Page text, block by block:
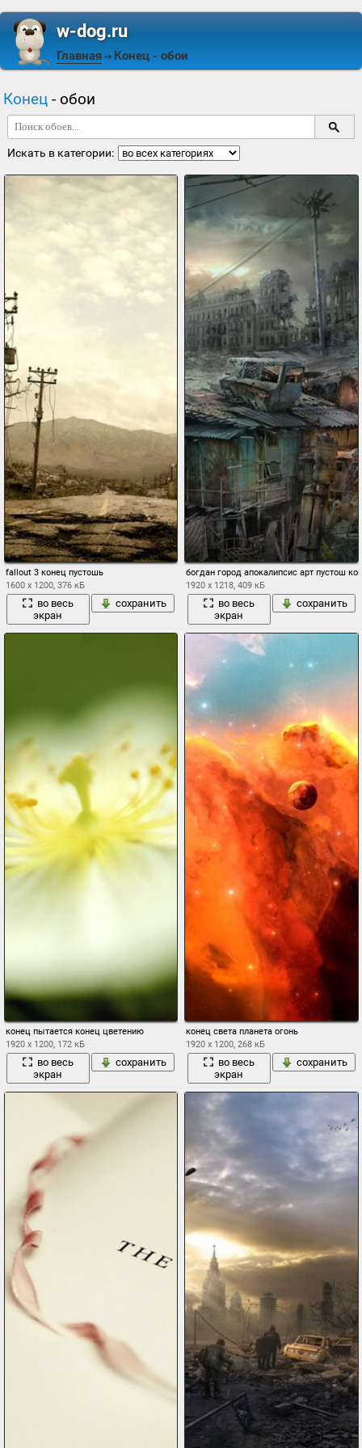
w-dog.ru
Главная ⇒ Конец - обои
Конец - обои
Искать в категории:
fallout 3 конец пустошь
1600 x 1200, 376 кБ
во весь
экран
сохранить
богдан город апокалипсис арт пустош
1920 x 1218, 409 кБ
во весь
экран
сохранить
конец пытается конец цветению
1920 x 1200, 172 кБ
во весь
экран
сохранить
конец света планета огонь
1920 x 1200, 268 кБ
во весь
экран
сохранить